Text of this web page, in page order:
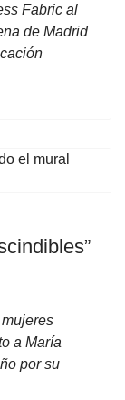
Fabric al
de Madrid
a María
por su